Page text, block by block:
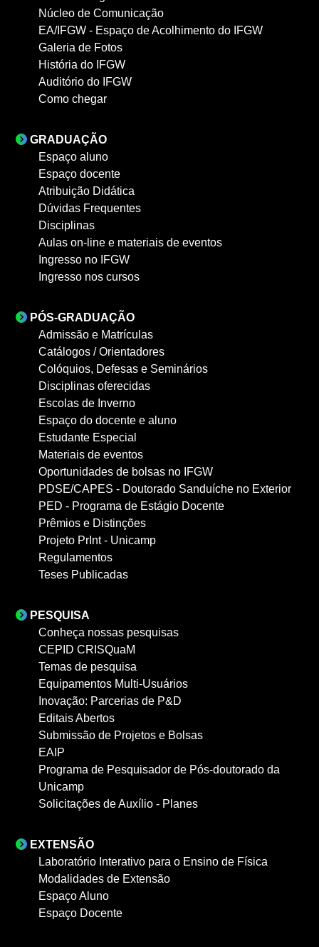
Núcleo de Comunicação
EA/IFGW - Espaço de Acolhimento do IFGW
Galeria de Fotos
História do IFGW
Auditório do IFGW
Como chegar
GRADUAÇÃO
Espaço aluno
Espaço docente
Atribuição Didática
Dúvidas Frequentes
Disciplinas
Aulas on-line e materiais de eventos
Ingresso no IFGW
Ingresso nos cursos
PÓS-GRADUAÇÃO
Admissão e Matrículas
Catálogos / Orientadores
Colóquios, Defesas e Seminários
Disciplinas oferecidas
Escolas de Inverno
Espaço do docente e aluno
Estudante Especial
Materiais de eventos
Oportunidades de bolsas no IFGW
PDSE/CAPES - Doutorado Sanduíche no Exterior
PED - Programa de Estágio Docente
Prêmios e Distinções
Projeto PrInt - Unicamp
Regulamentos
Teses Publicadas
PESQUISA
Conheça nossas pesquisas
CEPID CRISQuaM
Temas de pesquisa
Equipamentos Multi-Usuários
Inovação: Parcerias de P&D
Editais Abertos
Submissão de Projetos e Bolsas
EAIP
Programa de Pesquisador de Pós-doutorado da
Unicamp
Solicitações de Auxílio - Planes
EXTENSÃO
Laboratório Interativo para o Ensino de Física
Modalidades de Extensão
Espaço Aluno
Espaço Docente